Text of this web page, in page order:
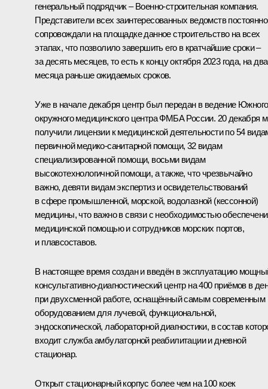
генеральный подрядчик – Военно-строительная компания.
Представители всех заинтересованных ведомств постоянно
сопровождали на площадке данное строительство на всех
этапах, что позволило завершить его в кратчайшие сроки –
за десять месяцев, то есть к концу октября 2023 года, на два
месяца раньше ожидаемых сроков.
Уже в начале декабря центр был передан в ведение Южного
окружного медицинского центра ФМБА России. 20 декабря
получили лицензии к медицинской деятельности по 54
первичной медико-санитарной помощи, 32 видам
специализированной помощи, восьми видам
высокотехнологичной помощи, а также, что чрезвычайно
важно, девяти видам экспертиз и освидетельствований
в сфере промышленной, морской, водолазной (кессонной)
медицины, что важно в связи с необходимостью
медицинской помощью и сотрудников морских портов,
и плавсоставов.
В настоящее время создан и введён в эксплуатацию
консультативно-диагностический центр на 400 приёмов в
при двухсменной работе, оснащённый самым современным
оборудованием для лучевой, функциональной,
эндоскопической, лабораторной диагностики, в состав
входит служба амбулаторной реабилитации и дневной
стационар.
Открыт стационарный корпус более чем на 100 коек